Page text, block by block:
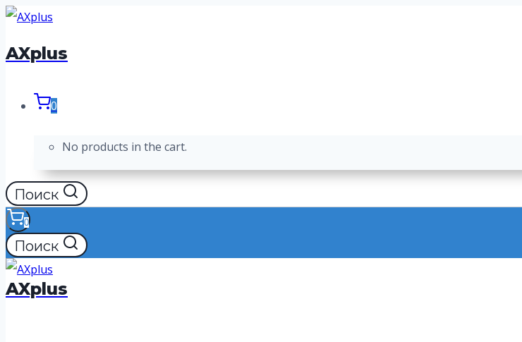
Перейти
содержимому
AXplus
0
No products in the cart.
Поиск
0
Поиск
AXplus